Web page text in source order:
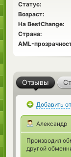
Статус:
Возраст:
На BestChange:
Страна:
AML-
Отзывы
Добавить
Александр
Производил
другой